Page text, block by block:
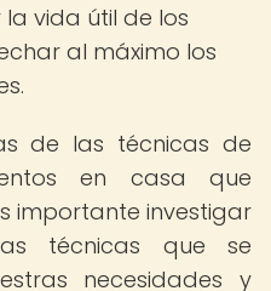
vida útil de los
al máximo los
de las técnicas de
en casa que
importante investigar
técnicas que se
necesidades y